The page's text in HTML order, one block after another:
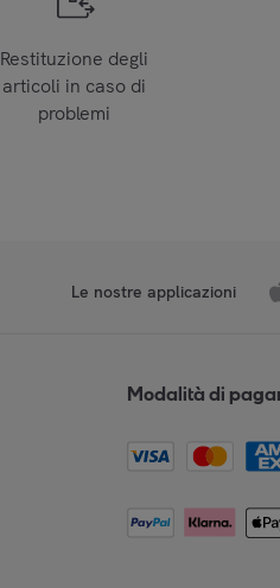
Restituzione degli
articoli in caso di
problemi
Le nostre applicazioni
Modalità di